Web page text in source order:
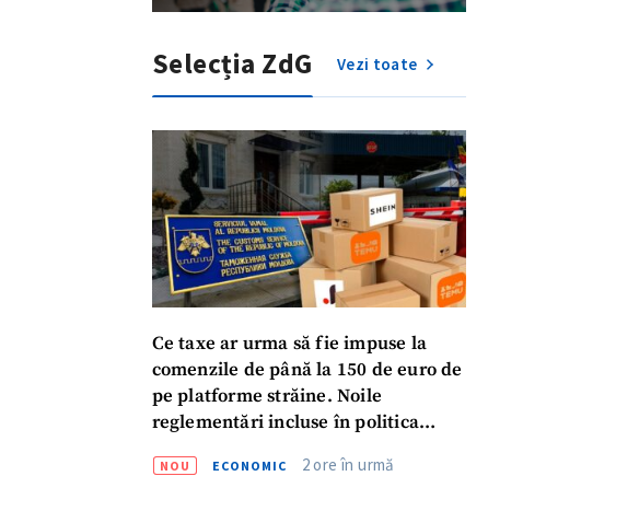
Selecția ZdG Vezi toate
Ce taxe ar urma să fie impuse la
comenzile de până la 150 de euro de
pe platforme străine. Noile
reglementări incluse în politica
NOU ECONOMIC 2 ore în urmă